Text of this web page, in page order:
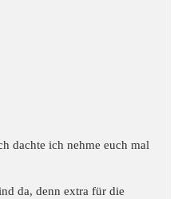
dachte ich nehme euch mal
da, denn extra für die